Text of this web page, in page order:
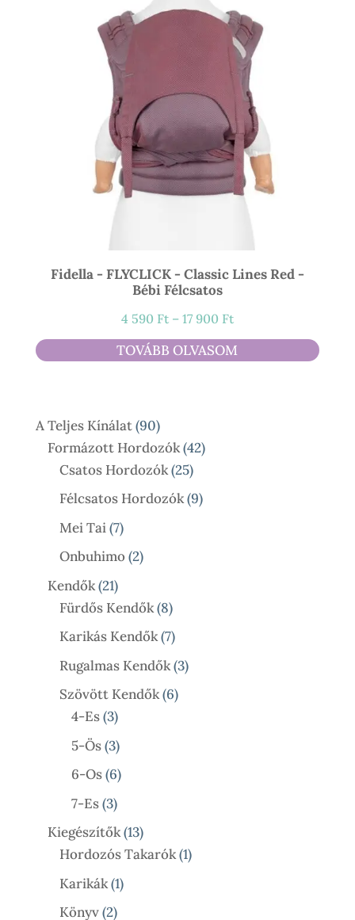
Fidella - FLYCLICK - Classic Lines Red -
Bébi Félcsatos
4 590 Ft – 17 900 FtÁrtartomány:
4
590 Ft
TOVÁBB OLVASOM
A Teljes Kínálat 9090
Termék
Formázott Hordozók 4242
Csatos Hordozók 2525
Termék
Félcsatos Hordozók 99
Mei Tai 77
Termék
Onbuhimo 22
Kendők 2121
Termék
Fürdős Kendők 88
Termék
Karikás Kendők 77
Termék
Rugalmas Kendők 33
Szövött Kendők 66
4-Es 33
Termék
5-Ös 33
Termék
6-Os 66
7-Es 33
Termék
Kiegészítők 1313
Termék
Hordozós Takarók 11
Karikák 11
Könyv 22